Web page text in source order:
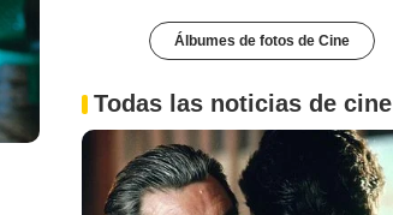
Álbumes de fotos de Cine
Todas las noticias de cine